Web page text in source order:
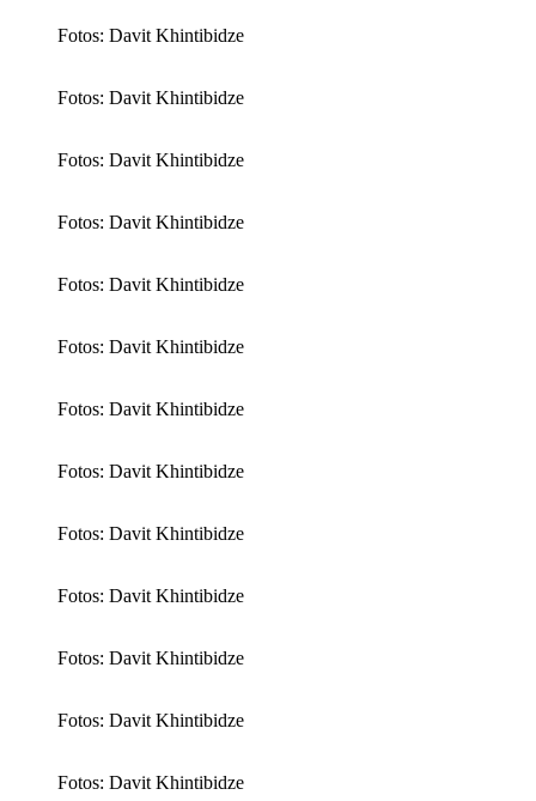
Fotos: Davit Khintibidze
Fotos: Davit Khintibidze
Fotos: Davit Khintibidze
Fotos: Davit Khintibidze
Fotos: Davit Khintibidze
Fotos: Davit Khintibidze
Fotos: Davit Khintibidze
Fotos: Davit Khintibidze
Fotos: Davit Khintibidze
Fotos: Davit Khintibidze
Fotos: Davit Khintibidze
Fotos: Davit Khintibidze
Fotos: Davit Khintibidze